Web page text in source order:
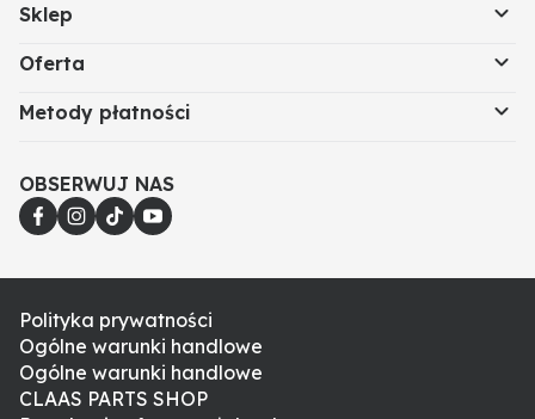
Sklep
Oferta
Metody płatności
OBSERWUJ NAS
Polityka prywatności
Ogólne warunki handlowe
Ogólne warunki handlowe
CLAAS PARTS SHOP